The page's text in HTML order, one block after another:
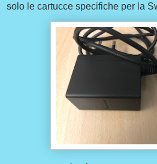
solo le cartucce specifiche per la